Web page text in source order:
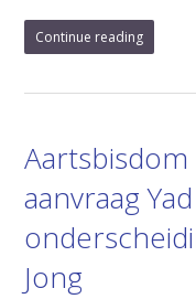
Continue reading
aanvraag
Jong